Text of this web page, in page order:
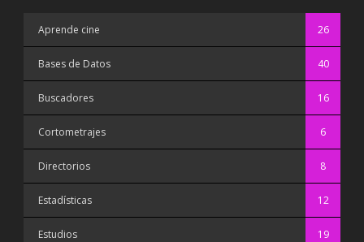
Aprende cine 26
Bases de Datos 40
Buscadores 16
Cortometrajes 6
Directorios 8
Estadísticas 12
Estudios 19